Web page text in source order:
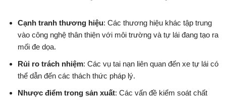
Cạnh tranh thương hiệu: Các thương hiệu khác tập trung
vào công nghệ thân thiện với môi trường và tự lái đang tạo ra
mối đe dọa.
Rủi ro trách nhiệm: Các vụ tai nạn liên quan đến xe tự lái có
thể dẫn đến các thách thức pháp lý.
Nhược điểm trong sản xuất: Các vấn đề kiểm soát chất